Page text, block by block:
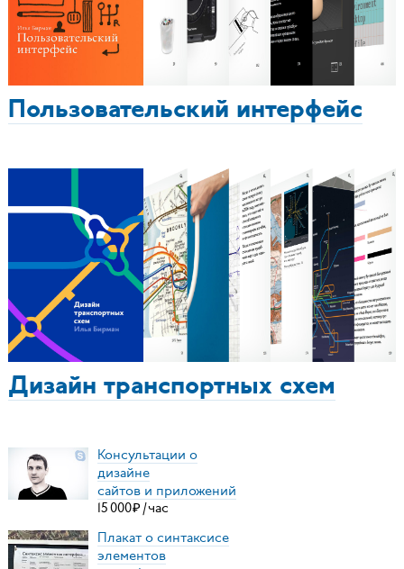
Пользовательский интерфейс
Дизайн транспортных схем
Консультации о
дизайне
сайтов и приложений
15000₽ /час
Плакат о синтаксисе
элементов